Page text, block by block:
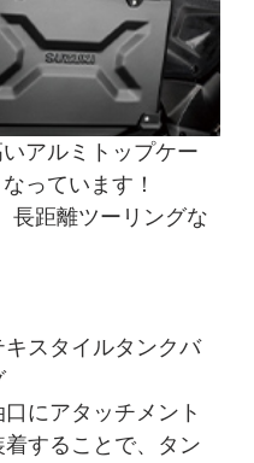
アルミトップケー
っています！
長距離ツーリングな
キスタイルタンクバ
にアタッチメント
着することで、タン